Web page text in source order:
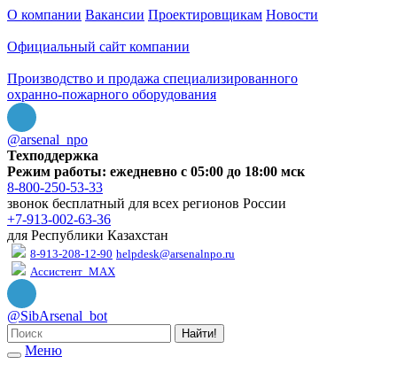
О компании Вакансии Проектировщикам Новости
Официальный сайт компании
Производство и продажа специализированного
охранно-пожарного оборудования
@arsenal_npo
Техподдержка
Режим работы: ежедневно с 05:00 до 18:00 мск
8-800-250-53-33
звонок бесплатный для всех регионов России
+7-913-002-63-36
для Республики Казахстан
8-913-208-12-90 helpdesk@arsenalnpo.ru
Ассистент_MAX
@SibArsenal_bot
Найти!
Меню